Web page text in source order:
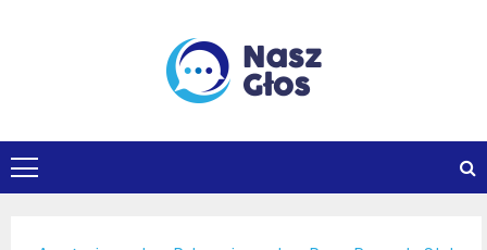
naszglos.pl